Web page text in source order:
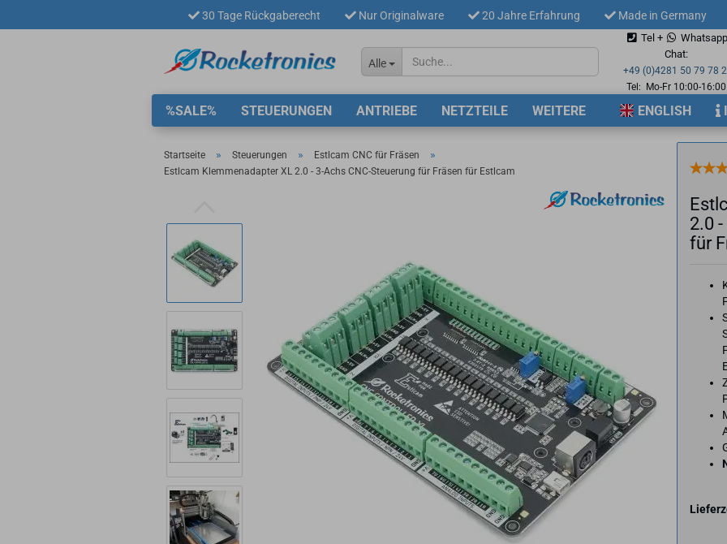
30 Tage Rückgaberecht Nur Originalware 20 Jahre Erfahrung Made in Germany
Sprache auswählen
Lieferland
Konto
Alle
Tel +
Whatsapp
Chat:
+49 (0)4281 50 79 78 2
Tel: Mo-Fr 10:00-16:00
%SALE% STEUERUNGEN ANTRIEBE NETZTEILE ENGLISH
WEITERE
Startseite » Steuerungen » Estlcam CNC für Fräsen »
Estlcam Klemmenadapter XL 2.0 - 3-Achs CNC-Steuerung für Fräsen für Estlcam
2.0
für